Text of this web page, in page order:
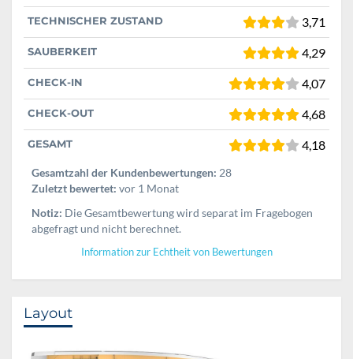
TECHNISCHER ZUSTAND 3,71
SAUBERKEIT 4,29
CHECK-IN 4,07
CHECK-OUT 4,68
GESAMT 4,18
Gesamtzahl der Kundenbewertungen: 28
Zuletzt bewertet: vor 1 Monat
Notiz: Die Gesamtbewertung wird separat im Fragebogen
abgefragt und nicht berechnet.
Information zur Echtheit von Bewertungen
Layout